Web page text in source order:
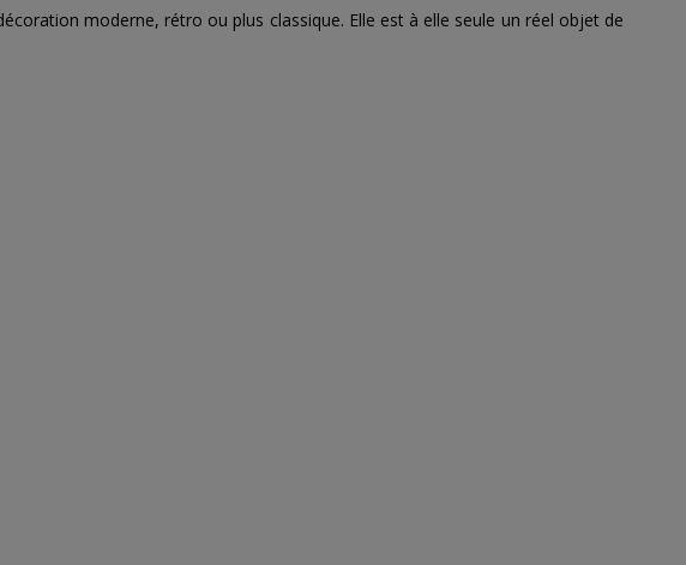
moderne, rétro ou plus classique. Elle est à elle seule un réel objet de